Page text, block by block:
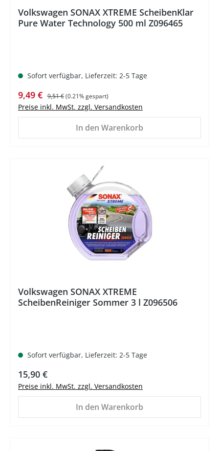
Volkswagen SONAX XTREME ScheibenKlar
Pure Water Technology 500 ml Z096465
Sofort verfügbar, Lieferzeit: 2-5 Tage
Verkaufspreis:
9,49 € Regulärer Preis:
9,51 €(0.21% gespart)
Preise inkl. MwSt. zzgl. Versandkosten
In den Warenkorb
Volkswagen SONAX XTREME
ScheibenReiniger Sommer 3 l Z096506
Sofort verfügbar, Lieferzeit: 2-5 Tage
Regulärer Preis:
15,90 €
Preise inkl. MwSt. zzgl. Versandkosten
In den Warenkorb